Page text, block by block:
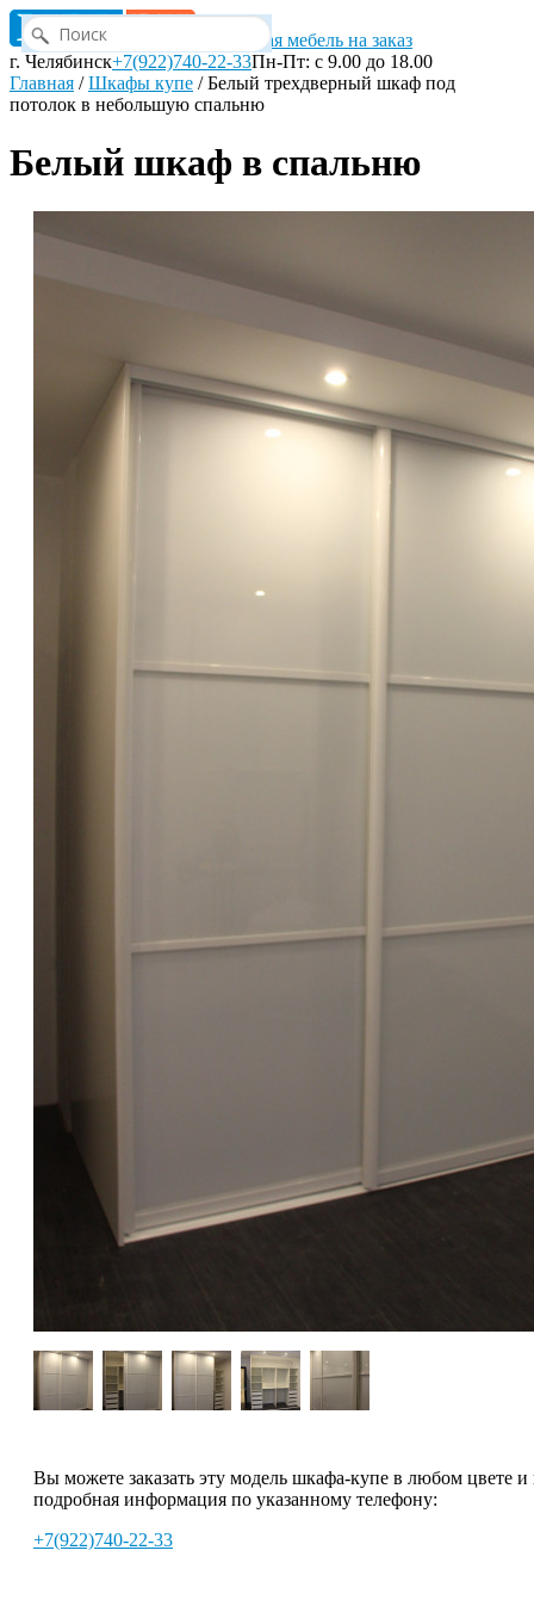
Корпусная мебель на заказ
г. Челябинск+7(922)740-22-33Пн-Пт: с 9.00 до 18.00
Главная /Шкафы купе /Белый трехдверный шкаф под
потолок в небольшую спальню
Белый шкаф в спальню
Вы можете заказать эту модель шкафа-купе в любом цвете
подробная информация по указанному телефону:
+7(922)740-22-33